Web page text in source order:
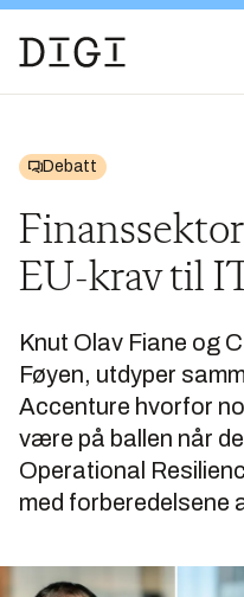
Debatt
EU-krav til
Knut Olav Fiane og
Føyen, utdyper
Accenture hvorfor
være på ballen når
Operational
med forberedelsene